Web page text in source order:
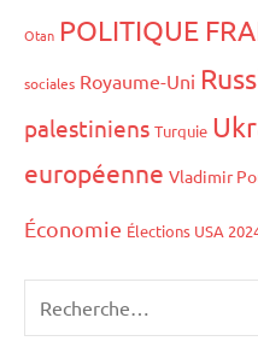
Otan POLITIQUE
sociales Royaume-Uni
palestiniens Turquie
européenne Vladimir
Économie Élections USA